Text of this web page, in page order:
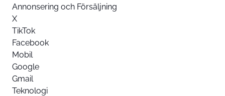
Annonsering och Försäljning
X
TikTok
Facebook
Mobil
Google
Gmail
Teknologi